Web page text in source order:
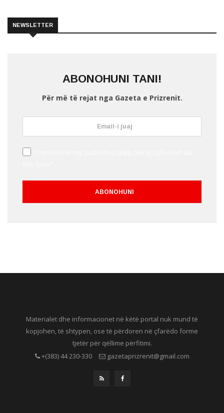
NEWSLETTER
ABONOHUNI TANI!
Për më të rejat nga Gazeta e Prizrenit.
Materialet dhe informacionet në këtë portal nuk mund të
kopjohen, të shtypen, ose të përdoren në çfarëdo forme
tjetër për qëllime përfitimi.
+(383) 44 230-330
gazetaprizrenit@gmail.com